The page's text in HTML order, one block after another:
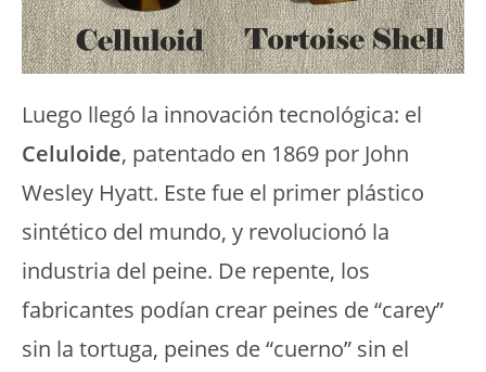
Luego llegó la innovación tecnológica: el
Celuloide, patentado en 1869 por John
Wesley Hyatt. Este fue el primer plástico
sintético del mundo, y revolucionó la
industria del peine. De repente, los
fabricantes podían crear peines de “carey”
sin la tortuga, peines de “cuerno” sin el